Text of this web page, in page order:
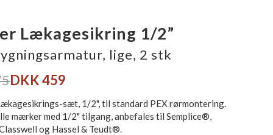
Lækagesikring 1/2”
lige, 2 stk
DKK 459
sæt, 1/2", til standard PEX rørmontering.
mærker med 1/2" tilgang, anbefales til Semplice®,
og Hassel & Teudt®.